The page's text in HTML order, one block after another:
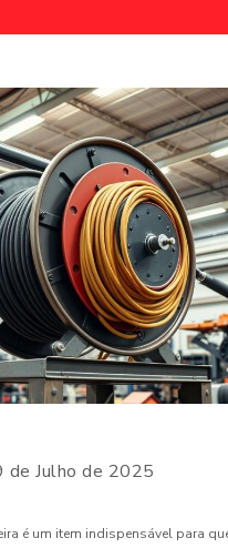
de Julho de 2025
é um item indispensável para